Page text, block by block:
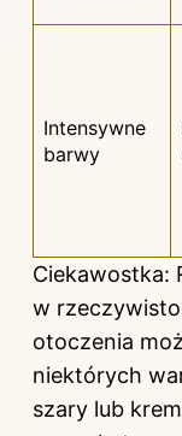
Intensywne
barwy
Ciekawostka:
w
otoczenia
niektórych
szary lub